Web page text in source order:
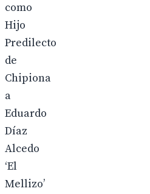
como
Hijo
Predilecto
de
Chipiona
a
Eduardo
Díaz
Alcedo
‘El
Mellizo’